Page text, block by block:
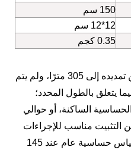
150 سم
12*12 سم
0.35 كجم
يمكن تمديده إلى 305 مترًا، ولم يتم
يتعلق بالطول المحدد؛
5% من الحساسية الساكنة، أو حوالي
تردد رنين التثبيت مناسب للإجراءات
التي تقل عن 5 كيلو هرتز ؛ مع قياس حساسية عام عند 145